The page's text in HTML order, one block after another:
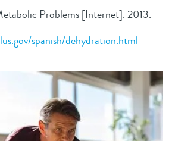
Problems [Internet]. 2013.
spanish/dehydration.html